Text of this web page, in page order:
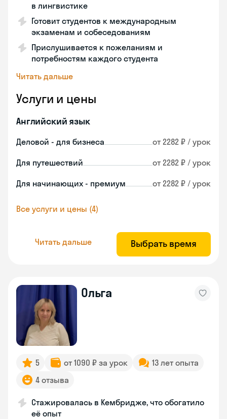
в лингвистике
Готовит студентов к международным
экзаменам и собеседованиям
Прислушивается к пожеланиям и
потребностям каждого студента
Читать дальше
Услуги и цены
Английский язык
Деловой - для бизнеса от 2282 ₽ / урок
Для путешествий от 2282 ₽ / урок
Для начинающих - премиум от 2282 ₽ / урок
Все услуги и цены (4)
Читать дальше Выбрать время
Ольга
5 от 1090 ₽ за урок
13 лет опыта
4 отзыва
Стажировалась в Кембридже, что обогатило
её опыт